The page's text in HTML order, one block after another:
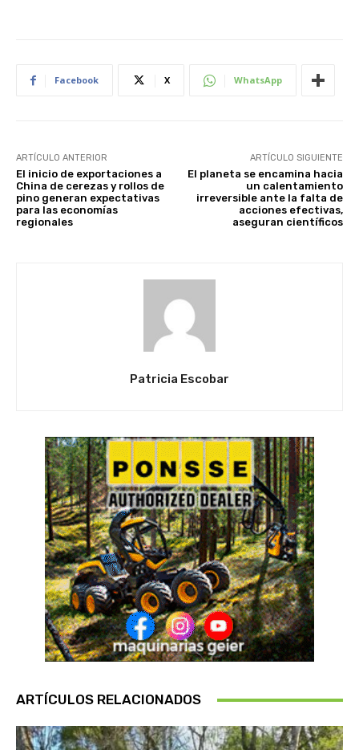
Facebook X WhatsApp
ARTÍCULO ANTERIOR
El inicio de exportaciones a
China de cerezas y rollos de
pino generan expectativas
para las economías
regionales
ARTÍCULO SIGUIENTE
El planeta se encamina hacia
un calentamiento
irreversible ante la falta de
acciones efectivas,
aseguran científicos
Patricia Escobar
ARTÍCULOS RELACIONADOS